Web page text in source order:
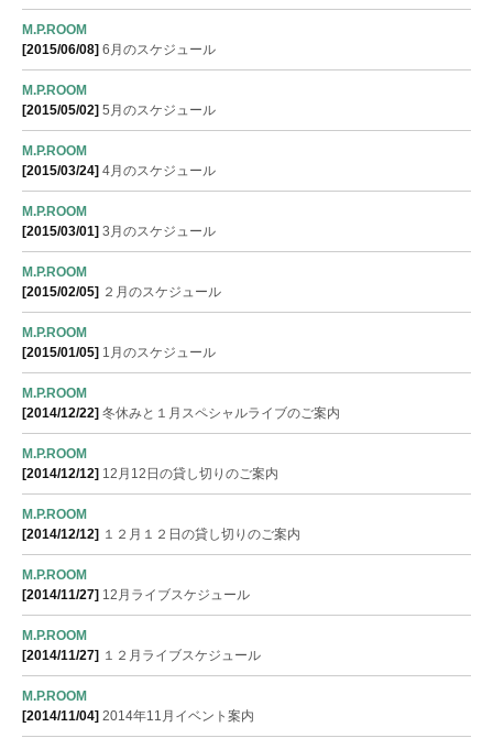
M.P.ROOM
[2015/06/08] 6月のスケジュール
M.P.ROOM
[2015/05/02] 5月のスケジュール
M.P.ROOM
[2015/03/24] 4月のスケジュール
M.P.ROOM
[2015/03/01] 3月のスケジュール
M.P.ROOM
[2015/02/05] ２月のスケジュール
M.P.ROOM
[2015/01/05] 1月のスケジュール
M.P.ROOM
[2014/12/22] 冬休みと１月スペシャルライブのご案内
M.P.ROOM
[2014/12/12] 12月12日の貸し切りのご案内
M.P.ROOM
[2014/12/12] １２月１２日の貸し切りのご案内
M.P.ROOM
[2014/11/27] 12月ライブスケジュール
M.P.ROOM
[2014/11/27] １２月ライブスケジュール
M.P.ROOM
[2014/11/04] 2014年11月イベント案内